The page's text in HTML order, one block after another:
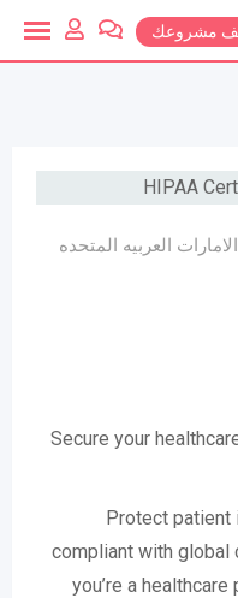
مشروعك
الامارات العربيه المتحده
Secure your
Protect patient
compliant with global
you’re a